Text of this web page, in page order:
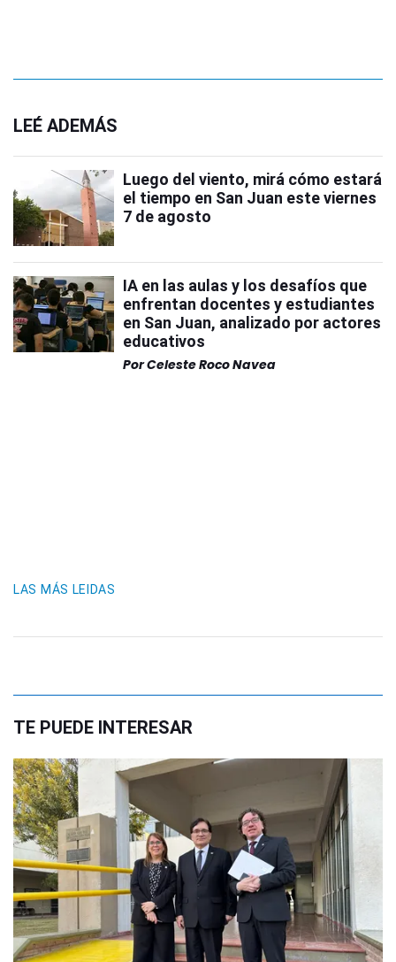
LEÉ ADEMÁS
Luego del viento, mirá cómo estará
el tiempo en San Juan este viernes
7 de agosto
IA en las aulas y los desafíos que
enfrentan docentes y estudiantes
en San Juan, analizado por actores
educativos
PorCeleste Roco Navea
LAS MÁS LEIDAS
TE PUEDE INTERESAR